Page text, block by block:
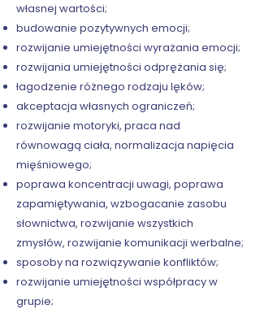
własnej wartości;
budowanie pozytywnych emocji;
rozwijanie umiejętności wyrażania emocji;
rozwijania umiejętności odprężania się;
łagodzenie różnego rodzaju lęków;
akceptacja własnych ograniczeń;
rozwijanie motoryki, praca nad
równowagą ciała, normalizacja napięcia
mięśniowego;
poprawa koncentracji uwagi, poprawa
zapamiętywania, wzbogacanie zasobu
słownictwa, rozwijanie wszystkich
zmysłów, rozwijanie komunikacji werbalne;
sposoby na rozwiązywanie konfliktów;
rozwijanie umiejętności współpracy w
grupie;